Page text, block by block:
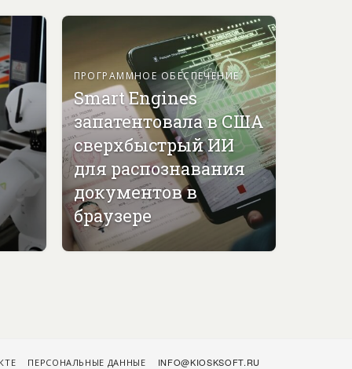
ПРОГРАММНОЕ ОБЕСПЕЧЕНИЕ
Smart Engines
запатентовала в США
сверхбыстрый ИИ
для распознавания
документов в
браузере
ПЕРСОНАЛЬНЫЕ ДАННЫЕ INFO@KIOSKSOFT.RU